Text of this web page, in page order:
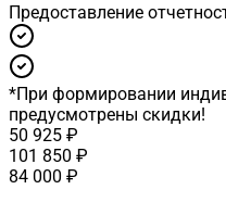
Предоставление
*При формировании
предусмотрены скидки!
50 925 ₽
101 850 ₽
84 000 ₽